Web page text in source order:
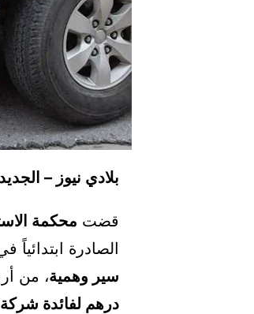
بلادي نيوز –
قضت محكمة
الصادرة
سير وهمية، من
درهم لفائدة شركة